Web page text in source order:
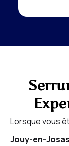
Lorsque vous
Jouy-en-Josas